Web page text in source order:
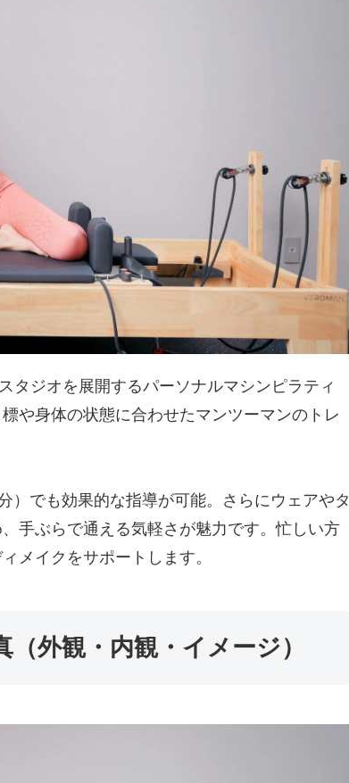
タジオを展開するパーソナルマシンピラティ
や身体の状態に合わせたマンツーマンのトレ
）でも効果的な指導が可能。さらにウェアやタ
手ぶらで通える気軽さが魅力です。忙しい方
メイクをサポートします。
外観・内観・イメージ）